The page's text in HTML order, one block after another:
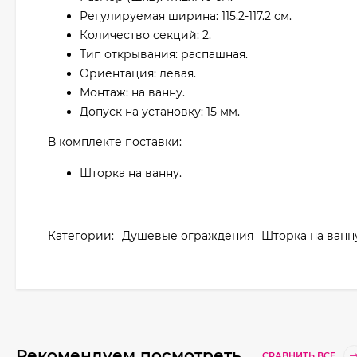
Регулируемая ширина: 115.2-117.2 см.
Количество секций: 2.
Тип открывания: распашная.
Ориентация: левая.
Монтаж: на ванну.
Допуск на установку: 15 мм.
В комплекте поставки:
Шторка на ванну.
Категории: Душевые ограждения Шторка на